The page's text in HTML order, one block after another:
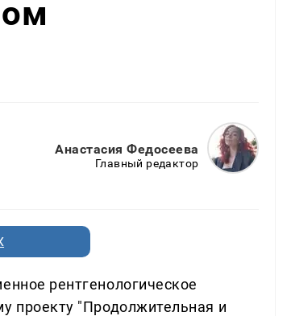
Анастасия Федосеева
Главный редактор
рентгенологическое
проекту "Продолжительная и